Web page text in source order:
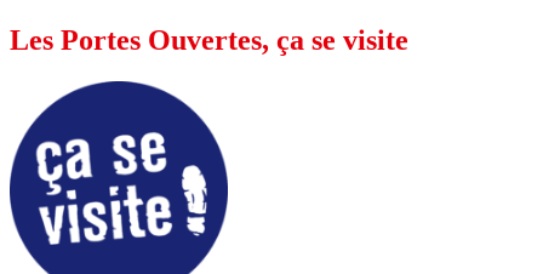
Les Portes Ouvertes, ça se visite